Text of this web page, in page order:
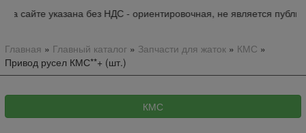
сайте указана без НДС - ориентировочная, не является
Главная » Главный каталог» Запчасти для жаток» КМС »
Привод русел КМС**+ (шт.)